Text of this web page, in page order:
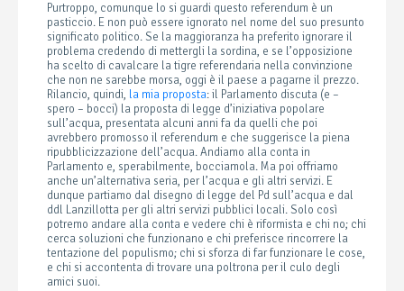
Purtroppo, comunque lo si guardi questo referendum è un
pasticcio. E non può essere ignorato nel nome del suo presunto
significato politico. Se la maggioranza ha preferito ignorare il
problema credendo di mettergli la sordina, e se l’opposizione
ha scelto di cavalcare la tigre referendaria nella convinzione
che non ne sarebbe morsa, oggi è il paese a pagarne il prezzo.
Rilancio, quindi, la mia proposta: il Parlamento discuta (e –
spero – bocci) la proposta di legge d’iniziativa popolare
sull’acqua, presentata alcuni anni fa da quelli che poi
avrebbero promosso il referendum e che suggerisce la piena
ripubblicizzazione dell’acqua. Andiamo alla conta in
Parlamento e, sperabilmente, bocciamola. Ma poi offriamo
anche un’alternativa seria, per l’acqua e gli altri servizi. E
dunque partiamo dal disegno di legge del Pd sull’acqua e dal
ddl Lanzillotta per gli altri servizi pubblici locali. Solo così
potremo andare alla conta e vedere chi è riformista e chi no; chi
cerca soluzioni che funzionano e chi preferisce rincorrere la
tentazione del populismo; chi si sforza di far funzionare le cose,
e chi si accontenta di trovare una poltrona per il culo degli
amici suoi.